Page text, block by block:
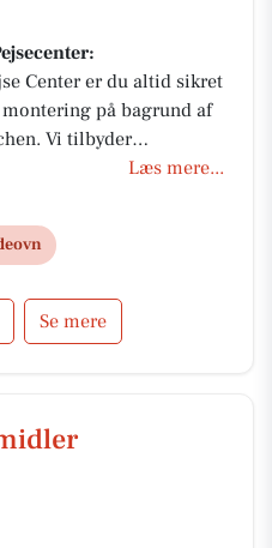
Center er du altid sikret
på bagrund af
Vi tilbyder
og pilleovne, og
hele vejen!
Læs mere...
Se mere